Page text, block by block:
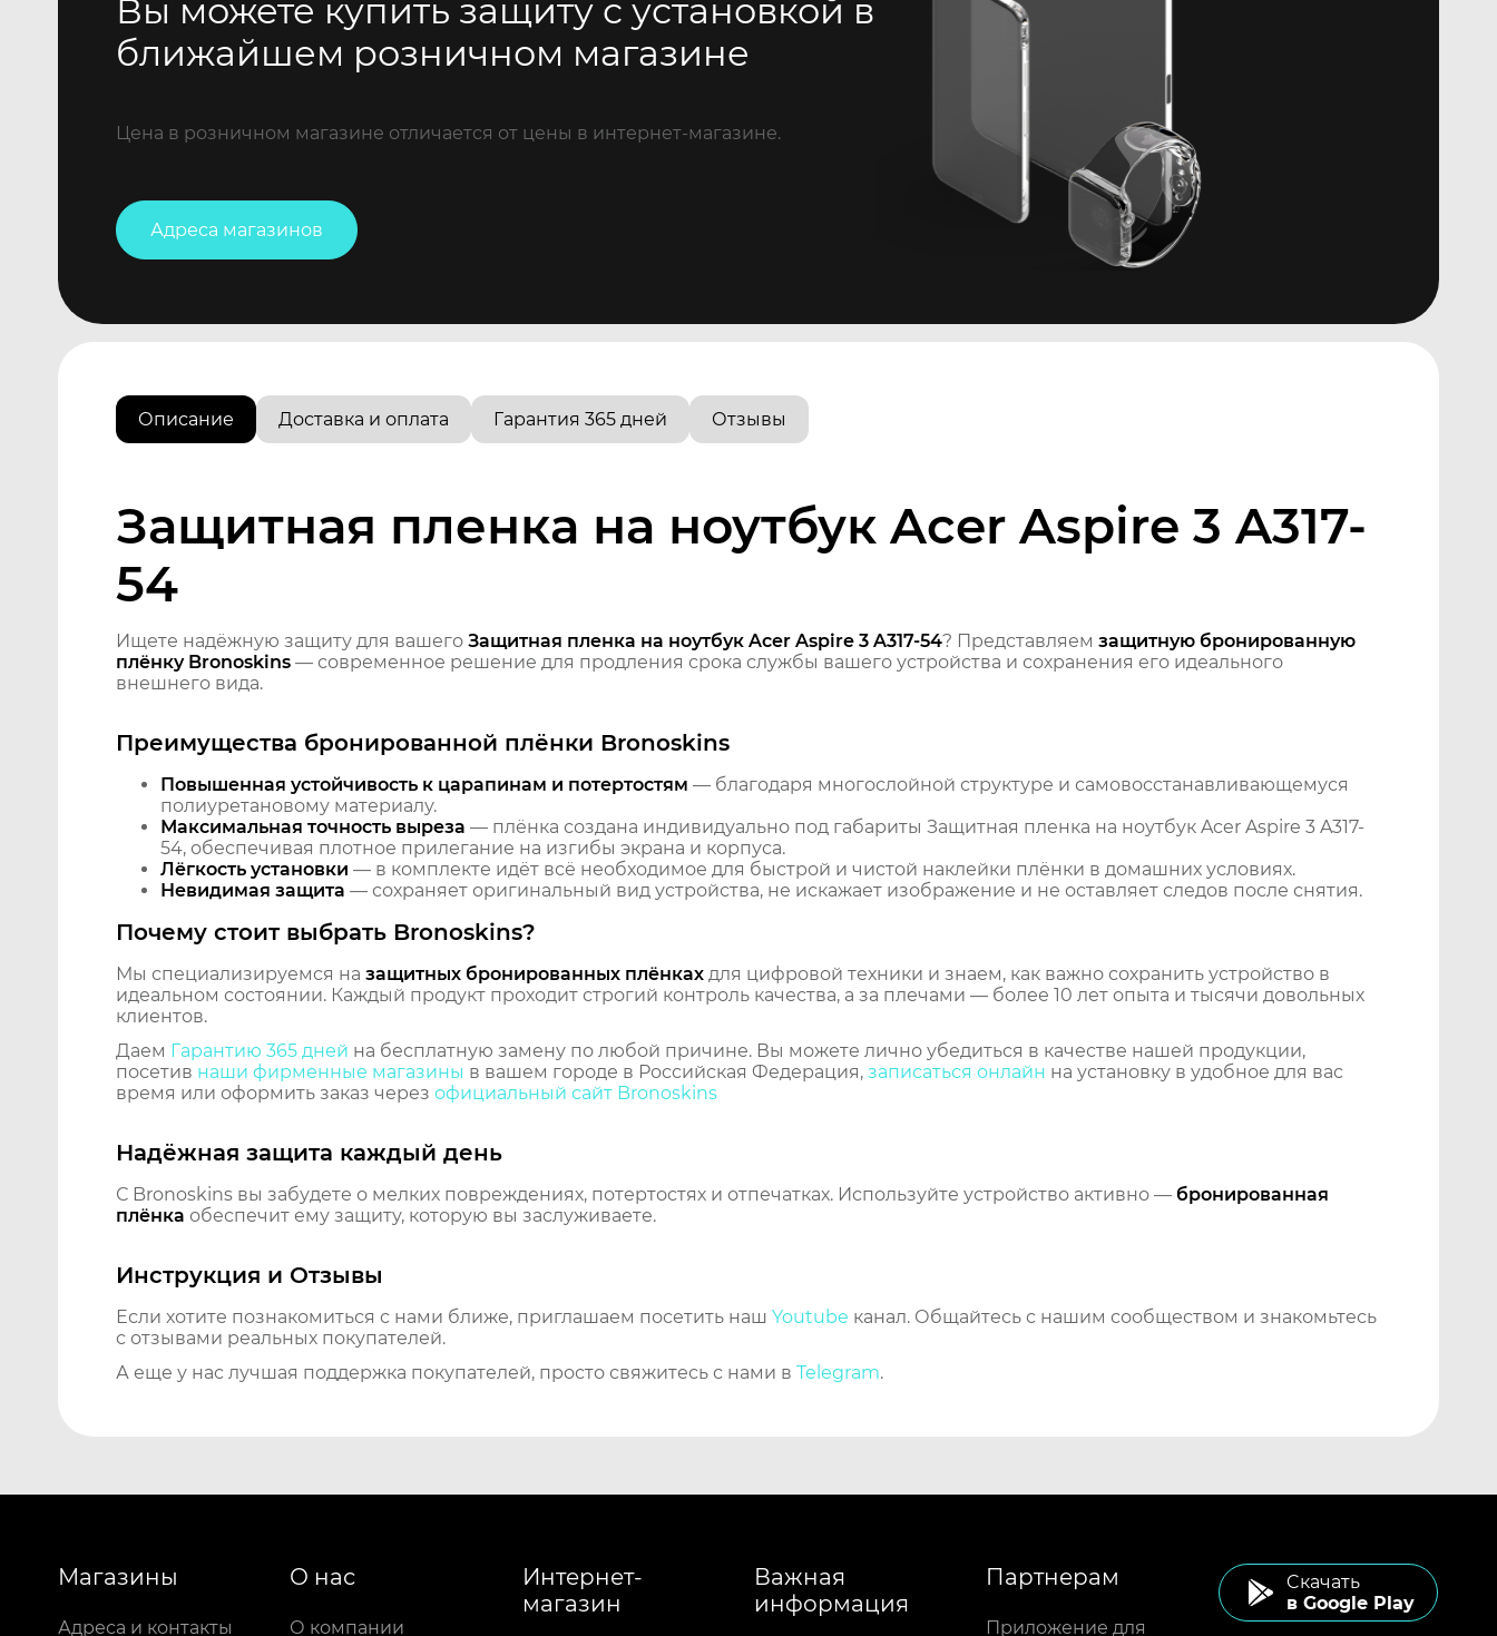
Вы можете купить защиту с установкой в
ближайшем розничном магазине
Цена в розничном магазине отличается от цены в интернет-магазине.
Адреса магазинов
Описание Доставка и оплата Гарантия 365 дней Отзывы
Защитная пленка на ноутбук Acer Aspire 3 A317-
54
Ищете надёжную защиту для вашего Защитная пленка на ноутбук Acer Aspire 3 A317-54? Представляем защитную бронированную
плёнку Bronoskins — современное решение для продления срока службы вашего устройства и сохранения его идеального
внешнего вида.
Преимущества бронированной плёнки Bronoskins
Повышенная устойчивость к царапинам и потертостям — благодаря многослойной структуре и самовосстанавливающемуся
полиуретановому материалу.
Максимальная точность выреза — плёнка создана индивидуально под габариты Защитная пленка на ноутбук Acer Aspire 3 A317-
54, обеспечивая плотное прилегание на изгибы экрана и корпуса.
Лёгкость установки — в комплекте идёт всё необходимое для быстрой и чистой наклейки плёнки в домашних условиях.
Невидимая защита — сохраняет оригинальный вид устройства, не искажает изображение и не оставляет следов после снятия.
Почему стоит выбрать Bronoskins?
Мы специализируемся на защитных бронированных плёнках для цифровой техники и знаем, как важно сохранить устройство в
идеальном состоянии. Каждый продукт проходит строгий контроль качества, а за плечами — более 10 лет опыта и тысячи довольных
клиентов.
Даем Гарантию 365 дней на бесплатную замену по любой причине. Вы можете лично убедиться в качестве нашей продукции,
посетив наши фирменные магазины в вашем городе в Российская Федерация, записаться онлайн на установку в удобное для вас
время или оформить заказ через официальный сайт Bronoskins
Надёжная защита каждый день
С Bronoskins вы забудете о мелких повреждениях, потертостях и отпечатках. Используйте устройство активно — бронированная
плёнка обеспечит ему защиту, которую вы заслуживаете.
Инструкция и Отзывы
Если хотите познакомиться с нами ближе, приглашаем посетить наш Youtube канал. Общайтесь с нашим сообществом и знакомьтесь
с отзывами реальных покупателей.
А еще у нас лучшая поддержка покупателей, просто свяжитесь с нами в Telegram.
Магазины
Адреса и контакты
О нас
О компании
Интернет-
магазин
Важная
информация
Партнерам
Приложение для
Cкачать
в Google Play